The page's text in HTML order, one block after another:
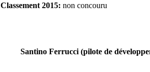
Classement 2015: non concouru
Santino Ferrucci (pilote de